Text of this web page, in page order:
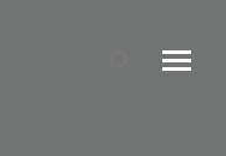
Search: